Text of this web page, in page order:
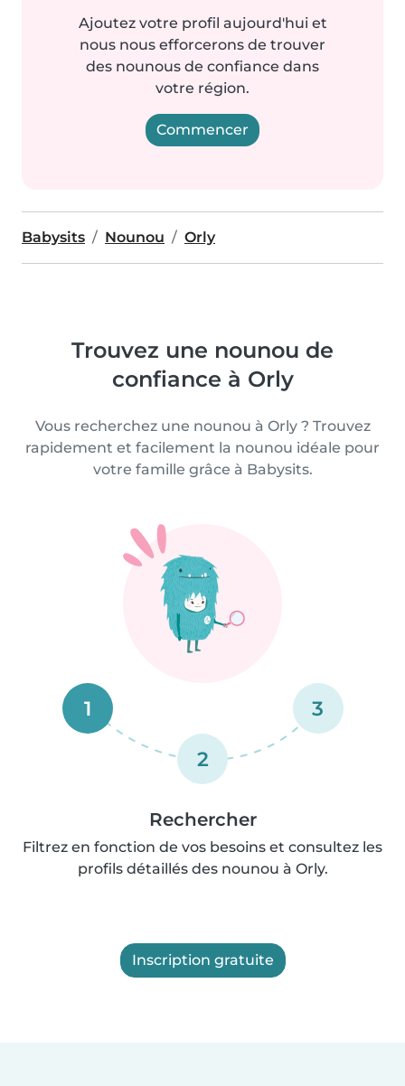
Ajoutez votre profil aujourd'hui et
nous nous efforcerons de trouver
des nounous de confiance dans
votre région.
Commencer
Babysits Nounou Orly
Trouvez une nounou de
confiance à Orly
Vous recherchez une nounou à Orly ? Trouvez
rapidement et facilement la nounou idéale pour
votre famille grâce à Babysits.
1
2
3
Rechercher
Filtrez en fonction de vos besoins et consultez les
profils détaillés des nounou à Orly.
Inscription gratuite